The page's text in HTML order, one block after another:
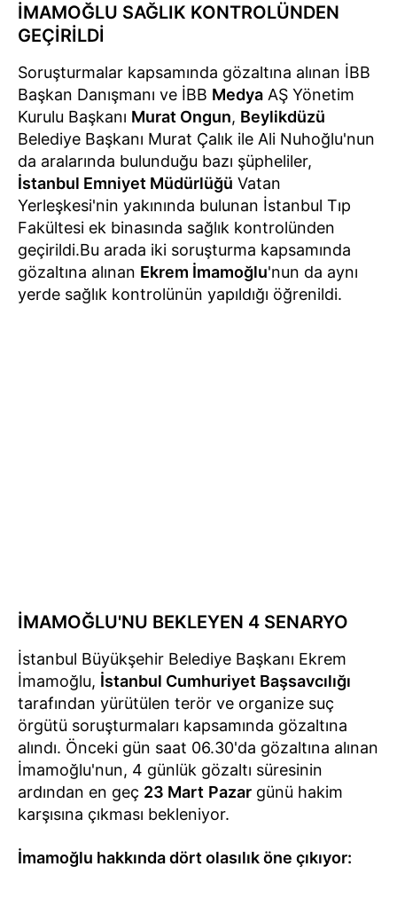
İMAMOĞLU SAĞLIK KONTROLÜNDEN
GEÇİRİLDİ
Soruşturmalar kapsamında gözaltına alınan İBB
Başkan Danışmanı ve İBB Medya AŞ Yönetim
Kurulu Başkanı Murat Ongun, Beylikdüzü
Belediye Başkanı Murat Çalık ile Ali Nuhoğlu'nun
da aralarında bulunduğu bazı şüpheliler,
İstanbul Emniyet Müdürlüğü Vatan
Yerleşkesi'nin yakınında bulunan İstanbul Tıp
Fakültesi ek binasında sağlık kontrolünden
geçirildi.Bu arada iki soruşturma kapsamında
gözaltına alınan Ekrem İmamoğlu'nun da aynı
yerde sağlık kontrolünün yapıldığı öğrenildi.
İMAMOĞLU'NU BEKLEYEN 4 SENARYO
İstanbul Büyükşehir Belediye Başkanı Ekrem
İmamoğlu, İstanbul Cumhuriyet Başsavcılığı
tarafından yürütülen terör ve organize suç
örgütü soruşturmaları kapsamında gözaltına
alındı. Önceki gün saat 06.30'da gözaltına alınan
İmamoğlu'nun, 4 günlük gözaltı süresinin
ardından en geç 23 Mart Pazar günü hakim
karşısına çıkması bekleniyor.
İmamoğlu hakkında dört olasılık öne çıkıyor: